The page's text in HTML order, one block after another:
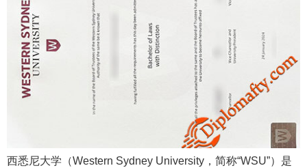
西悉尼大学（Western Sydney University，简称“WSU”）是